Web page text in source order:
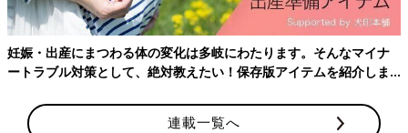
関連：YouTubeの総再生回数350万回。 話題の音楽ユニット
mamakanonに迫る！
妊娠・出産にまつわる体の変化は多岐にわたります。そんなマイナ
ートラブル対策として、絶対教えたい！保存版アイテムを紹介しま
連載一覧へ